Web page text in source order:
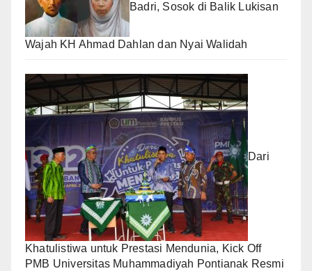
Badri, Sosok di Balik Lukisan
Wajah KH Ahmad Dahlan dan Nyai Walidah
Dari
Khatulistiwa untuk Prestasi Mendunia, Kick Off
PMB Universitas Muhammadiyah Pontianak Resmi